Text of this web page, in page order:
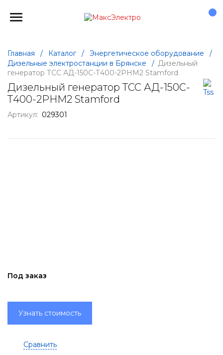
Главная / Каталог / Энергетическое оборудование
/
Дизельные электростанции в Брянске
/ Дизельный
генератор ТСС АД-150С-Т400-2РНМ2 Stamford
Дизельный генератор ТСС АД-150С-
Т400-2РНМ2 Stamford
Артикул: 029301
Под заказ
Узнать стоимость
Сравнить